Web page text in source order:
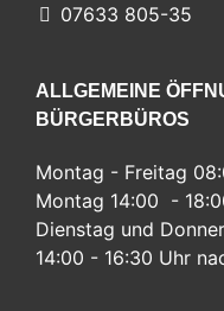
07633 805-35
ALLGEMEINE
BÜRGERBÜROS
Montag - Freitag
Montag 14:00 -
Dienstag und
14:00 - 16:30 Uhr